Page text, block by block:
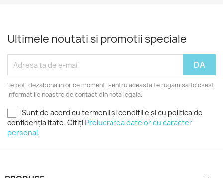
Ultimele noutati si promotii speciale
Te poti dezabona in orice moment. Pentru aceasta te rugam sa folosesti
informatiile noastre de contact din nota legala.
Sunt de acord cu termenii și condițiile și cu politica de
confidențialitate. Citiți Prelucrarea datelor cu caracter
personal.